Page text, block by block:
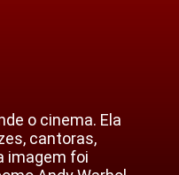
o cinema. Ela
cantoras,
imagem foi